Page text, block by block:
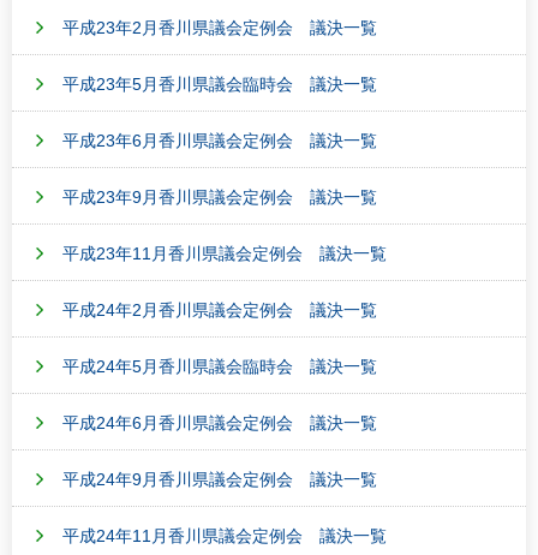
平成23年2月香川県議会定例会 議決一覧
平成23年5月香川県議会臨時会 議決一覧
平成23年6月香川県議会定例会 議決一覧
平成23年9月香川県議会定例会 議決一覧
平成23年11月香川県議会定例会 議決一覧
平成24年2月香川県議会定例会 議決一覧
平成24年5月香川県議会臨時会 議決一覧
平成24年6月香川県議会定例会 議決一覧
平成24年9月香川県議会定例会 議決一覧
平成24年11月香川県議会定例会 議決一覧